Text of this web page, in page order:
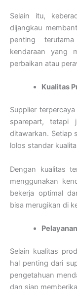
Selain itu,
dijangkau
penting
kendaraan yang
perbaikan atau
Kualitas
Supplier
sparepart, tetapi
ditawarkan. Setiap
lolos standar
Dengan kualitas
menggunakan
bekerja optimal
bisa merugikan di
Selain kualitas
hal penting dari
pengetahuan
dan siap